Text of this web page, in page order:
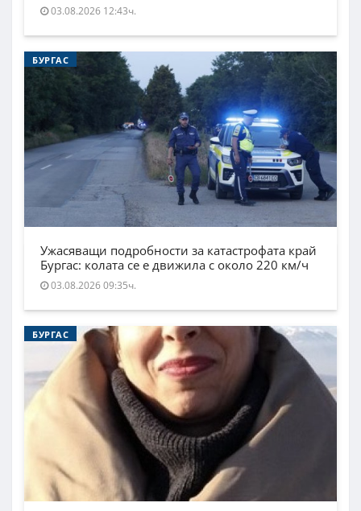
03.08.2026 12:43ч.
БУРГАС
Ужасяващи подробности за катастрофата край
Бургас: колата се е движила с около 220 км/ч
03.08.2026 09:35ч.
БУРГАС